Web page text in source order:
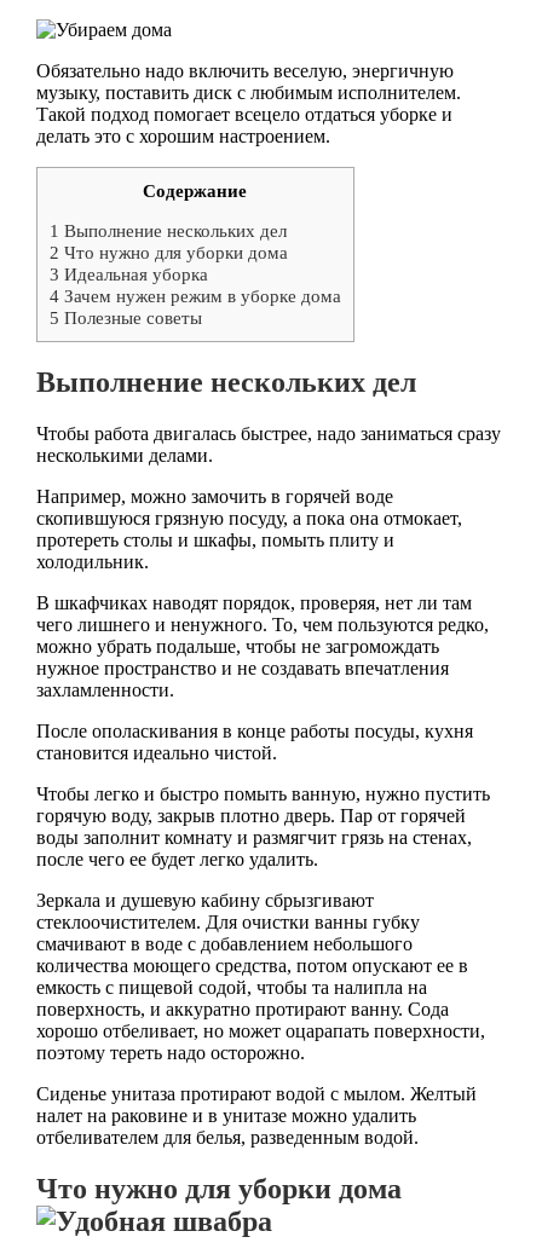
Обязательно надо включить веселую, энергичную
музыку, поставить диск с любимым исполнителем.
Такой подход помогает всецело отдаться уборке и
делать это с хорошим настроением.
Содержание
1 Выполнение нескольких дел
2 Что нужно для уборки дома
3 Идеальная уборка
4Зачем нужен режим в уборке дома
5 Полезные советы
Выполнение нескольких дел
Чтобы работа двигалась быстрее, надо заниматься сразу
несколькими делами.
Например, можно замочить в горячей воде
скопившуюся грязную посуду, а пока она отмокает,
протереть столы и шкафы, помыть плиту и
холодильник.
В шкафчиках наводят порядок, проверяя, нет ли там
чего лишнего и ненужного. То, чем пользуются редко,
можно убрать подальше, чтобы не загромождать
нужное пространство и не создавать впечатления
захламленности.
После ополаскивания в конце работы посуды, кухня
становится идеально чистой.
Чтобы легко и быстро помыть ванную, нужно пустить
горячую воду, закрыв плотно дверь. Пар от горячей
воды заполнит комнату и размягчит грязь на стенах,
после чего ее будет легко удалить.
Зеркала и душевую кабину сбрызгивают
стеклоочистителем. Для очистки ванны губку
смачивают в воде с добавлением небольшого
количества моющего средства, потом опускают ее в
емкость с пищевой содой, чтобы та налипла на
поверхность, и аккуратно протирают ванну. Сода
хорошо отбеливает, но может оцарапать поверхности,
поэтому тереть надо осторожно.
Сиденье унитаза протирают водой с мылом. Желтый
налет на раковине и в унитазе можно удалить
отбеливателем для белья, разведенным водой.
Что нужно для уборки дома